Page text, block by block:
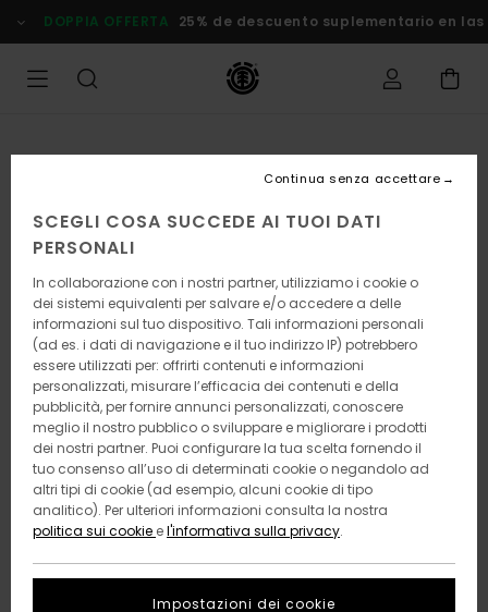
alle
informazioni
prodotto
DOPPIA OFFERTA 25% de descuento suplementario en
SCEGLI COSA SUCCEDE AI TUOI DATI
PERSONALI
In collaborazione con i nostri partner, utilizziamo i cookie o
dei sistemi equivalenti per salvare e/o accedere a delle
informazioni sul tuo dispositivo. Tali informazioni personali
(ad es. i dati di navigazione e il tuo indirizzo IP) potrebbero
essere utilizzati per: offrirti contenuti e informazioni
personalizzati, misurare l’efficacia dei contenuti e della
pubblicità, per fornire annunci personalizzati, conoscere
meglio il nostro pubblico o sviluppare e migliorare i prodotti
dei nostri partner. Puoi configurare la tua scelta fornendo il
tuo consenso all’uso di determinati cookie o negandolo ad
altri tipi di cookie (ad esempio, alcuni cookie di tipo
analitico). Per ulteriori informazioni consulta la nostra
politica sui cookie el'informativa sulla privacy.
Impostazioni dei cookie
Continua senza accettare